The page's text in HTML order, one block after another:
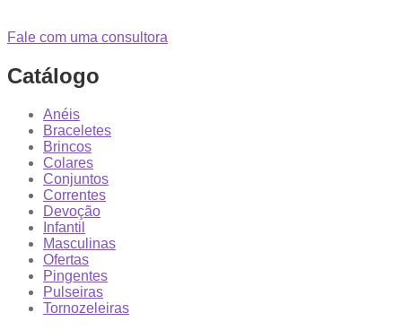
Fale com uma consultora
Catálogo
Anéis
Braceletes
Brincos
Colares
Conjuntos
Correntes
Devoção
Infantil
Masculinas
Ofertas
Pingentes
Pulseiras
Tornozeleiras